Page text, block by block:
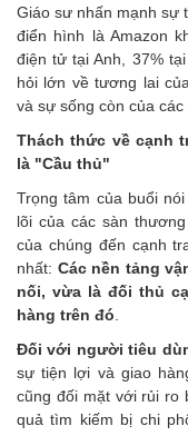
Giáo sư nhấn mạnh sự
điển hình là Amazon
điện tử tại Anh, 37%
hỏi lớn về tương lai
và sự sống còn của các
Thách thức về cạnh
là "Cầu thủ"
Trọng tâm của buổi
lõi của các sàn
của chúng đến cạnh
nhất: Các nền tảng
nối, vừa là đối thủ
hàng trên đó
Đối với người tiêu
sự tiện lợi và giao
cũng đối mặt với rủi ro
quả tìm kiếm bị chi